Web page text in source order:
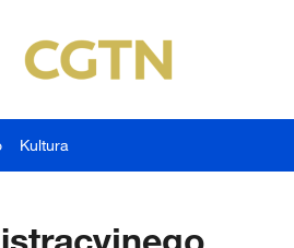
Kultura